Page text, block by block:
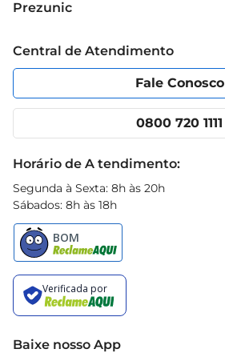
Grupo Cencosud
Política de Privacidade
Portal do fornecedor
Cencosud Media
Prezunic
Código de Ética
App Prezunic
Central de Atendimento
Fale Conosco
0800 720 1111
Horário de A tendimento:
Segunda à Sexta: 8h às 20h
Sábados: 8h às 18h
Baixe nosso App